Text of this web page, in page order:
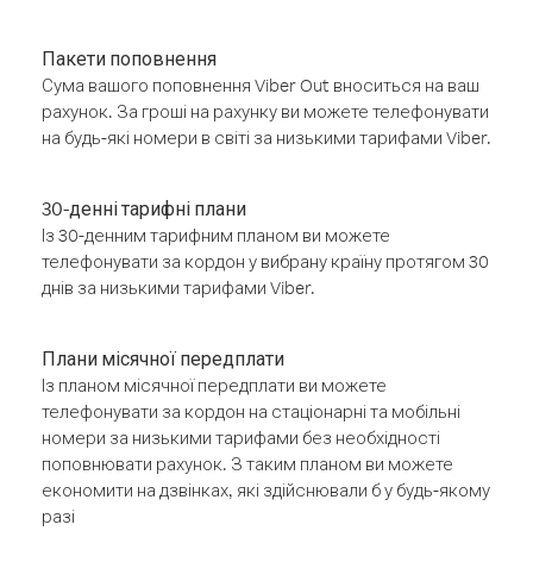
Пакети поповнення
Сума вашого поповнення Viber Out вноситься на ваш
рахунок. За гроші на рахунку ви можете телефонувати
на будь-які номери в світі за низькими тарифами Viber.
30-денні тарифні плани
Із 30-денним тарифним планом ви можете
телефонувати за кордон у вибрану країну протягом 30
днів за низькими тарифами Viber.
Плани місячної передплати
Із планом місячної передплати ви можете
телефонувати за кордон на стаціонарні та мобільні
номери за низькими тарифами без необхідності
поповнювати рахунок. З таким планом ви можете
економити на дзвінках, які здійснювали б у будь-якому
разі